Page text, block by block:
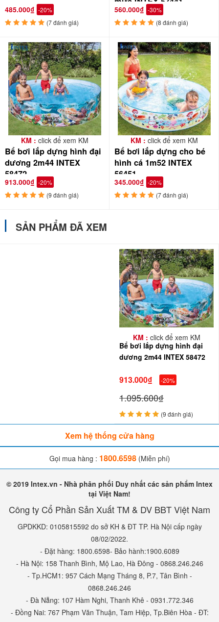
485.000₫ -20%
(7 đánh giá)
560.000₫ -30%
(8 đánh giá)
KM : click để xem KM
Bể bơi lắp dựng hình đại
dương 2m44 INTEX
58472
913.000₫ -20%
(9 đánh giá)
KM : click để xem KM
Bể bơi lắp dựng cho bé
hình cá 1m52 INTEX
56451
345.000₫ -20%
(7 đánh giá)
SẢN PHẨM ĐÃ XEM
KM : click để xem KM
Bể bơi lắp dựng hình đại
dương 2m44 INTEX 58472
913.000₫ -20%
1.095.600₫
(9 đánh giá)
Xem hệ thống cửa hàng
Gọi mua hàng : 1800.6598(Miễn phí)
© 2019 Intex.vn - Nhà phân phối Duy nhất các sản phẩm Intex
tại Việt Nam!
Công ty Cổ Phần Sản Xuất TM & DV BBT Việt Nam
GPDKKD: 0105815592 do sở KH & ĐT TP. Hà Nội cấp ngày
08/02/2022.
- Đặt hàng: 1800.6598- Bảo hành:1900.6089
- Hà Nội: 158 Thanh Bình, Mộ Lao, Hà Đông - 0868.246.246
- Tp.HCM1: 957 Cách Mạng Tháng 8, P.7, Tân Bình -
0868.246.246
- Đà Nẵng: 107 Hàm Nghi, Thanh Khê - 0931.772.346
- Đồng Nai: 767 Phạm Văn Thuận, Tam Hiệp, Tp.Biên Hòa - ĐT: